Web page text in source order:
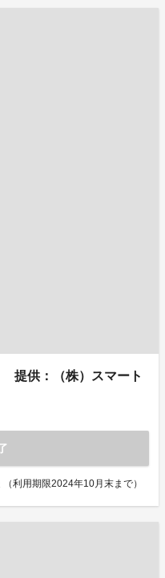
提供：（株）スマート
利用期限2024年10月末まで）